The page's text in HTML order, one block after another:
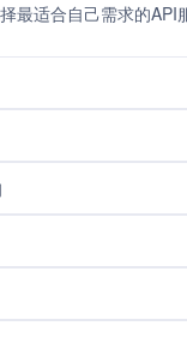
最适合自己需求的